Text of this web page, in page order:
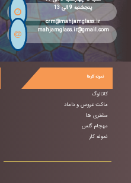
نمونه کارها
کاتالوگ
ماکت عروس و داماد
مشتری ها
مهجام گلس
نمونه کار
پنجشنبه 9 الی 13
crm@mahjamglass.ir
mahjamglass.ir@gmail.com